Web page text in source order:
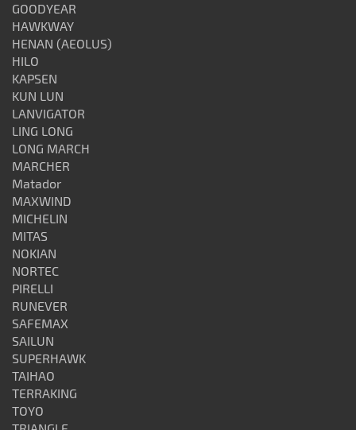
GOODYEAR
HAWKWAY
HENAN (AEOLUS)
HILO
KAPSEN
KUN LUN
LANVIGATOR
LING LONG
LONG MARCH
MARCHER
Matador
MAXWIND
MICHELIN
MITAS
NOKIAN
NORTEC
PIRELLI
RUNEVER
SAFEMAX
SAILUN
SUPERHAWK
TAIHAO
TERRAKING
TOYO